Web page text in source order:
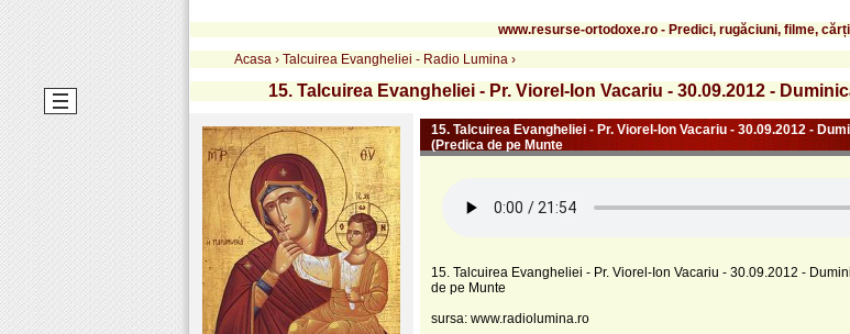
www.resurse-ortodoxe.ro - Predici, rugăciuni, filme,
Acasa › Talcuirea Evangheliei - Radio Lumina ›
15. Talcuirea Evangheliei - Pr. Viorel-Ion Vacariu - 30.09.2012 -
15. Talcuirea Evangheliei - Pr. Viorel-Ion Vacariu - 30.09.2012 -
(Predica de pe Munte
15. Talcuirea Evangheliei - Pr. Viorel-Ion Vacariu - 30.09.2012 -
de pe Munte
sursa: www.radiolumina.ro